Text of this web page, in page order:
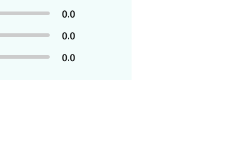
0.0
0.0
0.0